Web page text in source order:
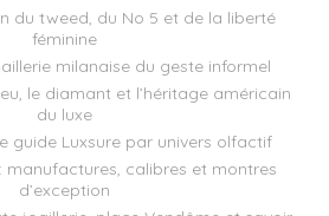
du tweed, du No 5 et de la liberté
féminine
milanaise du geste informel
le diamant et l’héritage américain
du luxe
guide Luxsure par univers olfactif
manufactures, calibres et montres
d’exception